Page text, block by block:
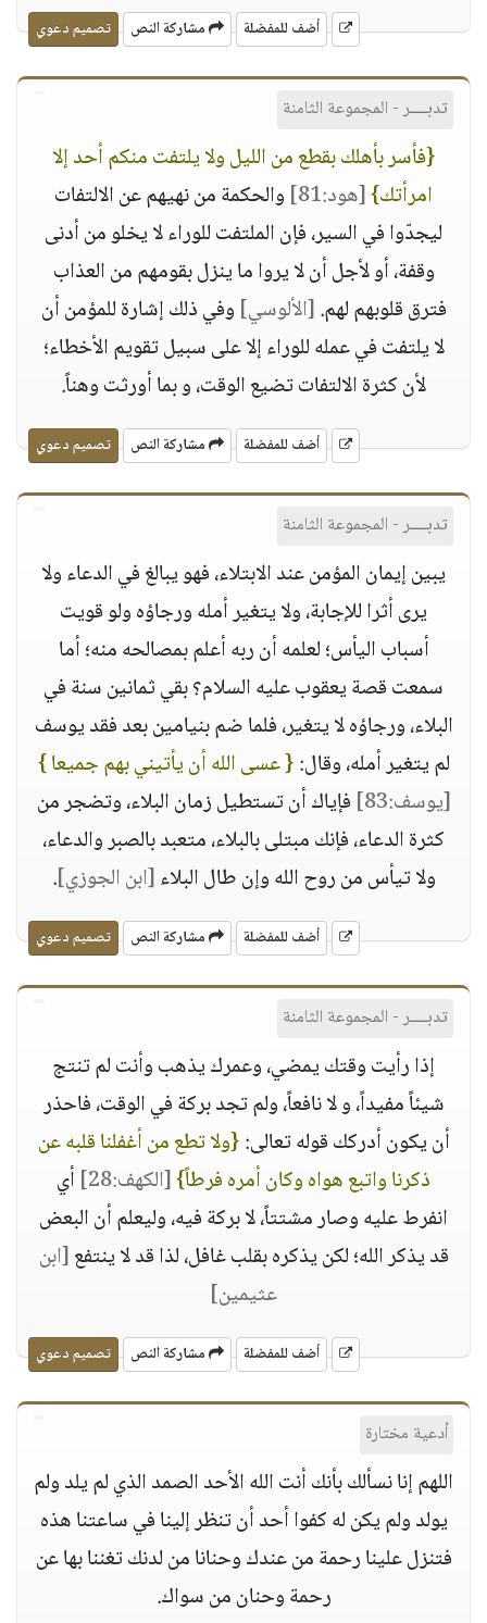
أضف للمفضلة مشاركة النص تصميم دعوي
تدبــــر - المجموعة الثامنة
{فأسر بأهلك بقطع من الليل ولا يلتفت منكم أحد إلا
امرأتك}[هود:81]
والحكمة من نهيهم عن الالتفات
ليجدّوا في السير، فإن الملتفت للوراء لا يخلو من أدنى
وقفة، أو لأجل أن لا يروا ما ينزل بقومهم من العذاب
فترق قلوبهم لهم.[الألوسي] وفي ذلك إشارة للمؤمن أن
لا يلتفت في عمله للوراء إلا على سبيل تقويم الأخطاء؛
لأن كثرة الالتفات تضيع الوقت، و بما أورثت وهناً.
أضف للمفضلة مشاركة النص تصميم دعوي
تدبــــر - المجموعة الثامنة
يبين إيمان المؤمن عند الابتلاء، فهو يبالغ في الدعاء ولا
يرى أثرا للإجابة، ولا يتغير أمله ورجاؤه ولو قويت
أسباب اليأس؛ لعلمه أن ربه أعلم بمصالحه منه؛ أما
سمعت قصة يعقوب عليه السلام؟ بقي ثمانين سنة في
البلاء، ورجاؤه لا يتغير، فلما ضم بنيامين بعد فقد يوسف
لم يتغير أمله، وقال:{ عسى الله أن يأتيني بهم جميعا }
[يوسف:83]
فإياك أن تستطيل زمان البلاء، وتضجر من
كثرة الدعاء، فإنك مبتلى بالبلاء، متعبد بالصبر والدعاء،
ولا تيأس من روح الله وإن طال البلاء[ابن الجوزي].
أضف للمفضلة مشاركة النص تصميم دعوي
تدبــــر - المجموعة الثامنة
إذا رأيت وقتك يمضي، وعمرك يذهب وأنت لم تنتج
شيئاً مفيداً، و لا نافعاً، ولم تجد بركة في الوقت، فاحذر
أن يكون أدركك قوله تعالى:{ولا تطع من أغفلنا قلبه عن
ذكرنا واتبع هواه وكان أمره فرطاً}[الكهف:28]
أي
انفرط عليه وصار مشتتاً، لا بركة فيه، وليعلم أن البعض
قد يذكر الله؛ لكن يذكره بقلب غافل، لذا قد لا ينتفع[ابن
عثيمين]
أضف للمفضلة مشاركة النص تصميم دعوي
أدعية مختارة
اللهم إنا نسألك بأنك أنت الله الأحد الصمد الذي لم يلد ولم
يولد ولم يكن له كفوا أحد أن تنظر إلينا في ساعتنا هذه
فتنزل علينا رحمة من عندك وحنانا من لدنك تغننا بها عن
رحمة وحنان من سواك.